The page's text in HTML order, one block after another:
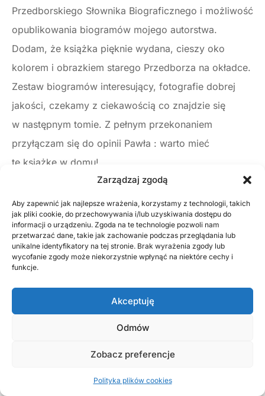
Zarządzaj zgodą
Aby zapewnić jak najlepsze wrażenia, korzystamy z technologii, takich
jak pliki cookie, do przechowywania i/lub uzyskiwania dostępu do
informacji o urządzeniu. Zgoda na te technologie pozwoli nam
przetwarzać dane, takie jak zachowanie podczas przeglądania lub
unikalne identyfikatory na tej stronie. Brak wyrażenia zgody lub
wycofanie zgody może niekorzystnie wpłynąć na niektóre cechy i
funkcje.
Akceptuję
Odmów
Zobacz preferencje
Polityka plików cookies
Przedborskiego Słownika Biograficznego i możliwość
opublikowania biogramów mojego autorstwa.
Dodam, że książka pięknie wydana, cieszy oko
kolorem i obrazkiem starego Przedborza na okładce.
Zestaw biogramów interesujący, fotografie dobrej
jakości, czekamy z ciekawością co znajdzie się
w następnym tomie. Z pełnym przekonaniem
przyłączam się do opinii Pawła : warto mieć
tę książkę w domu!
pięknie wydana. Gratuluję.
Wojciech Ślusarczyk –Mam i ja.Gratulacjedla Pana
pułkownika Wojciecha Zawadzkiego za ogrom pracy
i wytrwałość. Przedbórz nie posiada monografii
z prawdziwego znaczenia, tym cenniejszy jest
w tej sytuacji Przedborski Słownik Biograficzny.
Bo to przecież ludzie tworzą historię i genius loci.
Swój egzemplarz mam już w ręku i ja.
Z serdecznym podziękowaniem dla Pana